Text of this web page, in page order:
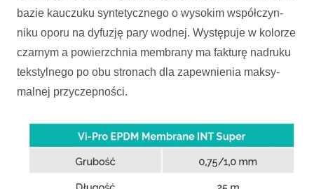
bazie kauczuku syntetycznego o wysokim współczyn­
niku oporu na dyfuzję pary wodnej. Występuje w kolorze
czarnym a powierzchnia membrany ma fakturę nadruku
tekstylnego po obu stronach dla zapewnienia maksy­
malnej przyczepności.